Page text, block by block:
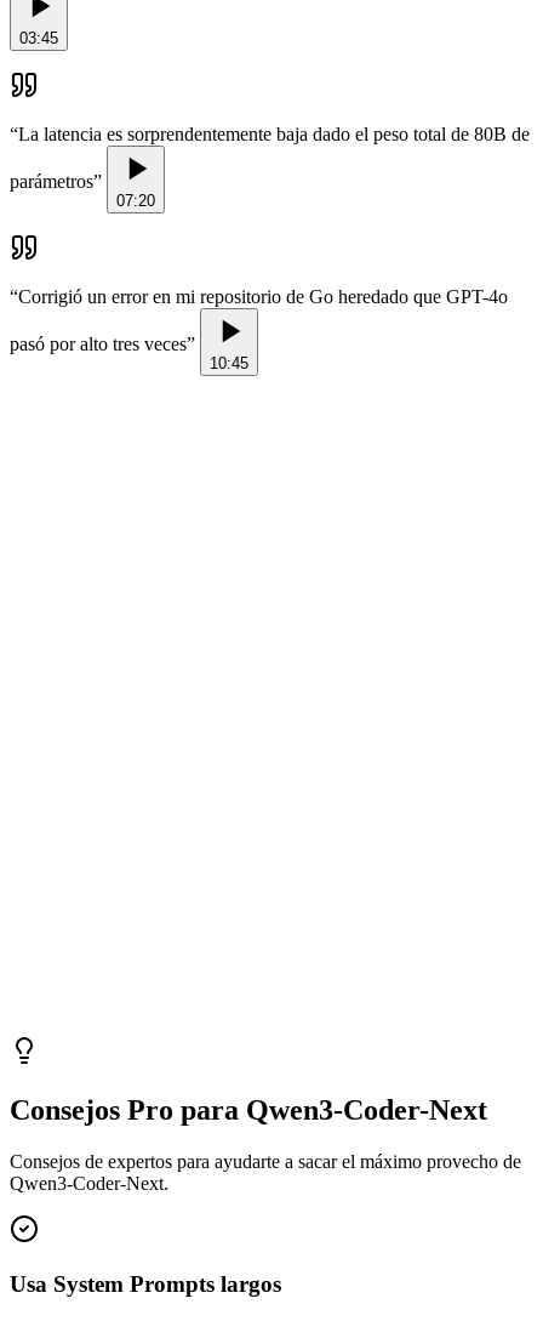
03:45
“La latencia es sorprendentemente baja dado el peso total de 80B de
parámetros”
07:20
“Corrigió un error en mi repositorio de Go heredado que GPT-4o
pasó por alto tres veces”
10:45
Consejos Pro para Qwen3-Coder-Next
Consejos de expertos para ayudarte a sacar el máximo provecho de
Qwen3-Coder-Next.
Usa System Prompts largos